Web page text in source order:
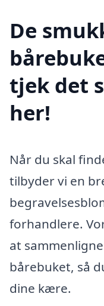
De
tjek det
her!
Når du skal
tilbyder vi en
forhandlere.
at
bårebuket, så
dine kære.